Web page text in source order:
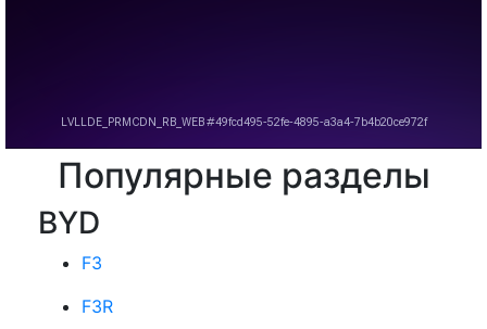
Популярные разделы
BYD
F3
F3R